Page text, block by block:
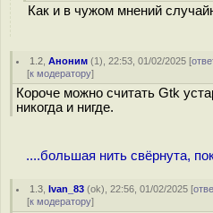
Как и в чужом мнений
1.2 ,Аноним (1), 22:53, 01/02/2025 [
[к модератору]
Короче можно считать Gtk
никогда и нигде.
....большая нить свёрнута,
1.3 ,Ivan_83 (ok), 22:56, 01/02/2025 [
[к модератору]